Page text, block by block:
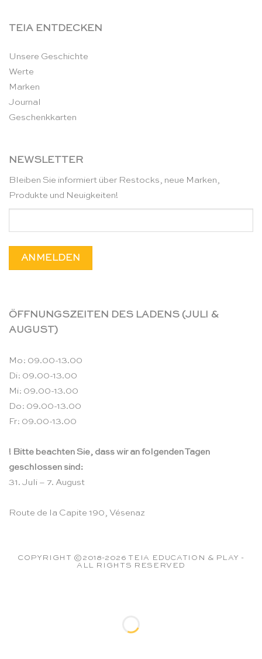
TEIA ENTDECKEN
Unsere Geschichte
Werte
Marken
Journal
Geschenkkarten
NEWSLETTER
Bleiben Sie informiert über Restocks, neue Marken,
Produkte und Neuigkeiten!
ÖFFNUNGSZEITEN DES LADENS (JULI &
AUGUST)
Mo: 09.00-13.00
Di: 09.00-13.00
Mi: 09.00-13.00
Do: 09.00-13.00
Fr: 09.00-13.00
! Bitte beachten Sie, dass wir an folgenden Tagen
geschlossen sind:
31. Juli – 7. August
Route de la Capite 190, Vésenaz
COPYRIGHT ©2018-2026 TEIA EDUCATION & PLAY -
ALL RIGHTS RESERVED